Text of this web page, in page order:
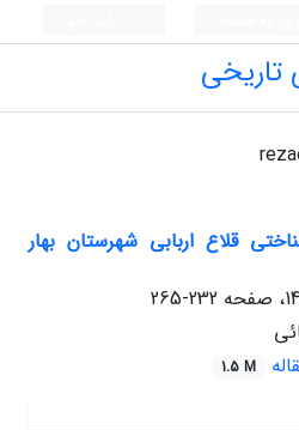
تاریخی
قلاع اربابی شهرستان بهار
232-265
1.5 M